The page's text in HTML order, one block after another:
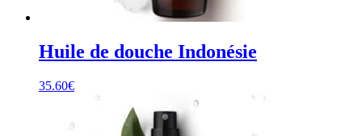
Huile de douche Indonésie
35.60€